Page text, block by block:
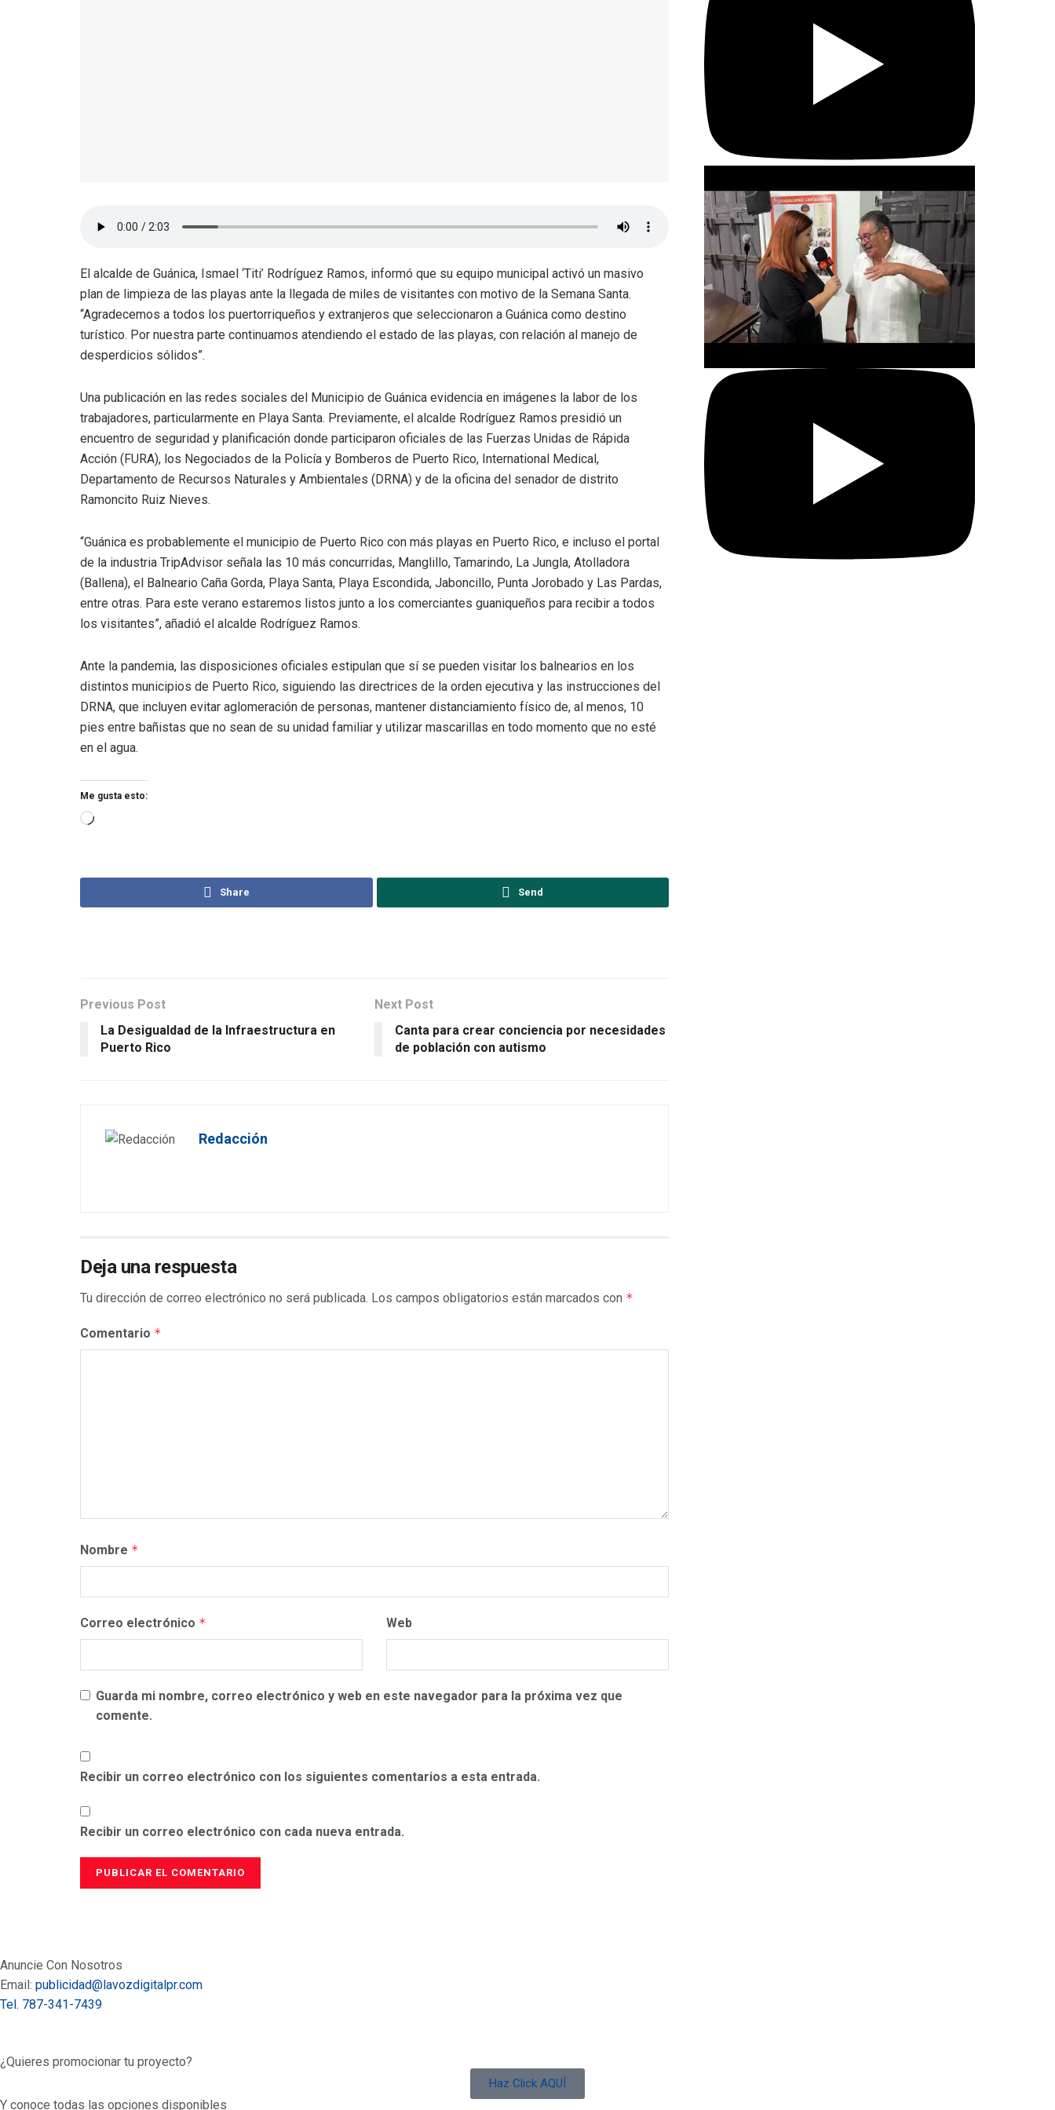
El alcalde de Guánica, Ismael ‘Titi’ Rodríguez Ramos, informó que su equipo municipal activó un masivo
plan de limpieza de las playas ante la llegada de miles de visitantes con motivo de la Semana Santa.
“Agradecemos a todos los puertorriqueños y extranjeros que seleccionaron a Guánica como destino
turístico. Por nuestra parte continuamos atendiendo el estado de las playas, con relación al manejo de
desperdicios sólidos”.
Una publicación en las redes sociales del Municipio de Guánica evidencia en imágenes la labor de los
trabajadores, particularmente en Playa Santa. Previamente, el alcalde Rodríguez Ramos presidió un
encuentro de seguridad y planificación donde participaron oficiales de las Fuerzas Unidas de Rápida
Acción (FURA), los Negociados de la Policía y Bomberos de Puerto Rico, International Medical,
Departamento de Recursos Naturales y Ambientales (DRNA) y de la oficina del senador de distrito
Ramoncito Ruiz Nieves.
“Guánica es probablemente el municipio de Puerto Rico con más playas en Puerto Rico, e incluso el portal
de la industria TripAdvisor señala las 10 más concurridas, Manglillo, Tamarindo, La Jungla, Atolladora
(Ballena), el Balneario Caña Gorda, Playa Santa, Playa Escondida, Jaboncillo, Punta Jorobado y Las Pardas,
entre otras. Para este verano estaremos listos junto a los comerciantes guaniqueños para recibir a todos
los visitantes”, añadió el alcalde Rodríguez Ramos.
Ante la pandemia, las disposiciones oficiales estipulan que sí se pueden visitar los balnearios en los
distintos municipios de Puerto Rico, siguiendo las directrices de la orden ejecutiva y las instrucciones del
DRNA, que incluyen evitar aglomeración de personas, mantener distanciamiento físico de, al menos, 10
pies entre bañistas que no sean de su unidad familiar y utilizar mascarillas en todo momento que no esté
en el agua.
Me gusta esto:
Share Send
Previous Post
La Desigualdad de la Infraestructura en
Puerto Rico
Next Post
Canta para crear conciencia por necesidades
de población con autismo
Redacción
Deja una respuesta
Tu dirección de correo electrónico no será publicada. Los campos obligatorios están marcados con *
Comentario *
Nombre *
Correo electrónico * Web
Guarda mi nombre, correo electrónico y web en este navegador para la próxima vez que
comente.
Recibir un correo electrónico con los siguientes comentarios a esta entrada.
Recibir un correo electrónico con cada nueva entrada.
Anuncie Con Nosotros
Email: publicidad@lavozdigitalpr.com
Tel. 787-341-7439
¿Quieres promocionar tu proyecto?
Haz Click AQUÍ
Y conoce todas las opciones disponibles